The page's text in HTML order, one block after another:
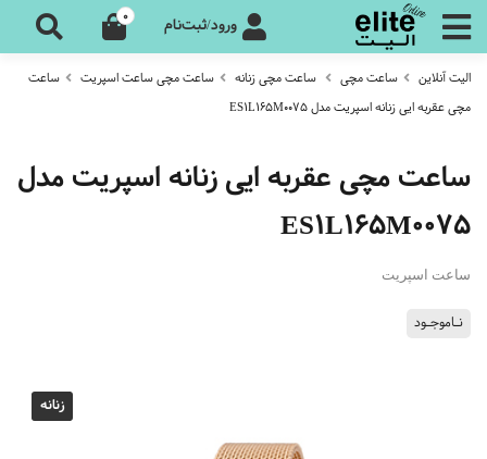
ورود/ثبت‌نام 0
الیت آنلاین ساعت مچی ساعت مچی زنانه ساعت مچی ساعت اسپریت
ساعت
مچی عقربه ایی زنانه اسپریت مدل ES1L165M0075
ساعت مچی عقربه ایی زنانه اسپریت مدل
ES1L165M0075
ساعت اسپریت
نـاموجـود
زنانه